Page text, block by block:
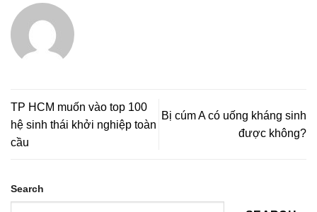
TP HCM muốn vào top 100
hệ sinh thái khởi nghiệp toàn
cầu
Bị cúm A có uống kháng sinh
được không?
Search